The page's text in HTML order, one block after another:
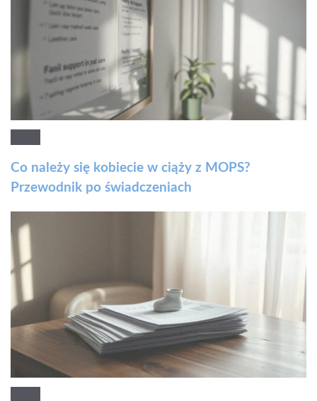
Co należy się kobiecie w ciąży z MOPS?
Przewodnik po świadczeniach